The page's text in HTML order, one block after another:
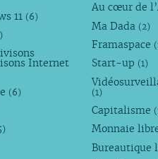
11 (6)
Internet
(6)
Au cœur de
Ma Dada (2)
Framaspace
Start-up (1)
(1)
Capitalisme
Monnaie
Bureautique